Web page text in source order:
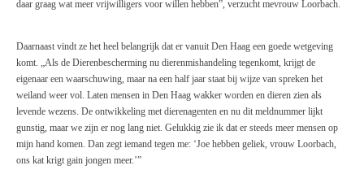
daar graag wat meer vrijwilligers voor willen hebben”, verzucht mevrouw Loorbach.
Daarnaast vindt ze het heel belangrijk dat er vanuit Den Haag een goede wetgeving
komt. „Als de Dierenbescherming nu dierenmishandeling tegenkomt, krijgt de
eigenaar een waarschuwing, maar na een half jaar staat bij wijze van spreken het
weiland weer vol. Laten mensen in Den Haag wakker worden en dieren zien als
levende wezens. De ontwikkeling met dierenagenten en nu dit meldnummer lijkt
gunstig, maar we zijn er nog lang niet. Gelukkig zie ik dat er steeds meer mensen op
mijn hand komen. Dan zegt iemand tegen me: ‘Joe hebben geliek, vrouw Loorbach,
ons kat krigt gain jongen meer.’”